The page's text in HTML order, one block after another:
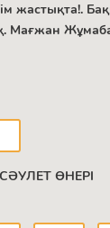
жастықта!.
Мағжан
СӘУЛЕТ ӨНЕРІ